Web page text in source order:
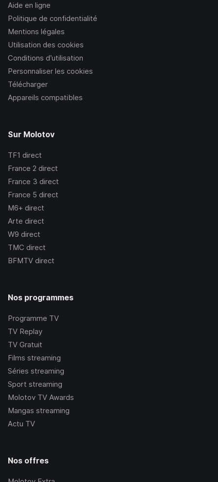
Aide en ligne
Politique de confidentialité
Mentions légales
Utilisation des cookies
Conditions d’utilisation
Personnaliser les cookies
Télécharger
Appareils compatibles
Sur Molotov
TF1 direct
France 2 direct
France 3 direct
France 5 direct
M6+ direct
Arte direct
W9 direct
TMC direct
BFMTV direct
Nos programmes
Programme TV
TV Replay
TV Gratuit
Films streaming
Séries streaming
Sport streaming
Molotov TV Awards
Mangas streaming
Actu TV
Nos offres